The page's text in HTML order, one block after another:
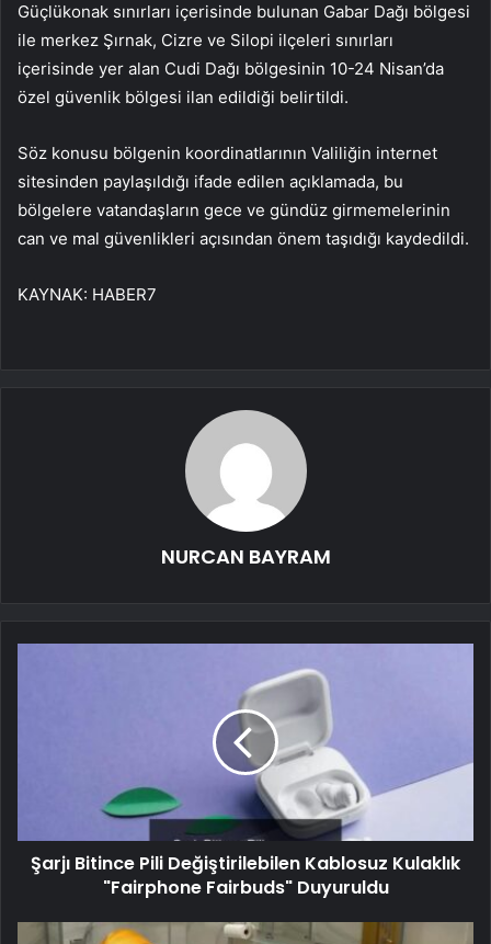
Güçlükonak sınırları içerisinde bulunan Gabar Dağı bölgesi
ile merkez Şırnak, Cizre ve Silopi ilçeleri sınırları
içerisinde yer alan Cudi Dağı bölgesinin 10-24 Nisan’da
özel güvenlik bölgesi ilan edildiği belirtildi.
Söz konusu bölgenin koordinatlarının Valiliğin internet
sitesinden paylaşıldığı ifade edilen açıklamada, bu
bölgelere vatandaşların gece ve gündüz girmemelerinin
can ve mal güvenlikleri açısından önem taşıdığı kaydedildi.
KAYNAK: HABER7
NURCAN BAYRAM
Şarjı Bitince Pili Değiştirilebilen Kablosuz Kulaklık
"Fairphone Fairbuds" Duyuruldu